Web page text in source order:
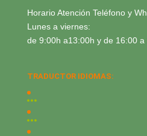
Horario Atención Teléfono y
Lunes a viernes:
de 9:00h a13:00h y de 16:00 a
TRADUCTOR IDIOMAS: